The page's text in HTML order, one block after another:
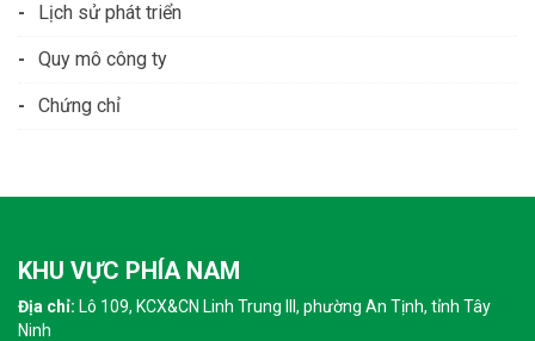
Lịch sử phát triển
Quy mô công ty
Chứng chỉ
KHU VỰC PHÍA NAM
Địa chỉ: Lô 109, KCX&CN Linh Trung III, phường An Tịnh, tỉnh Tây
Ninh